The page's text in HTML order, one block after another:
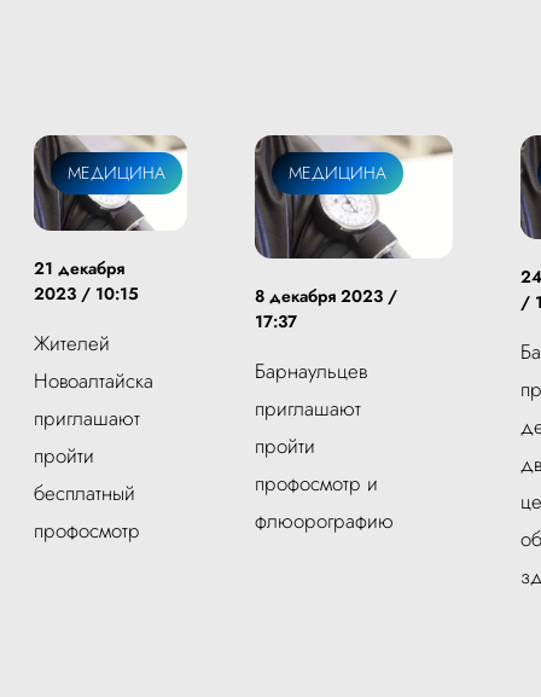
МЕДИЦИНА
21 декабря
2023 / 10:15
Жителей
Новоалтайска
приглашают
пройти
бесплатный
профосмотр
МЕДИЦИНА
8 декабря 2023 /
17:37
Барнаульцев
приглашают
пройти
профосмотр и
флюорографию
/